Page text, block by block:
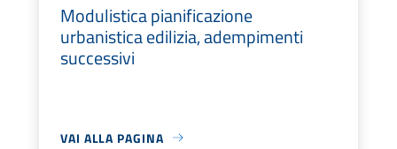
Modulistica pianificazione
urbanistica edilizia, adempimenti
successivi
VAI ALLA PAGINA